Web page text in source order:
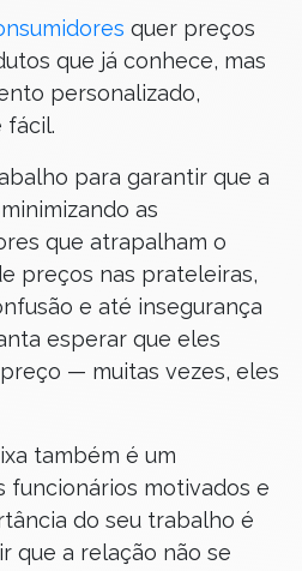
quer preços
que já conhece, mas
personalizado,
fácil.
para garantir que a
as
que atrapalham o
preços nas prateleiras,
e até insegurança
esperar que eles
— muitas vezes, eles
também é um
funcionários motivados e
do seu trabalho é
que a relação não se